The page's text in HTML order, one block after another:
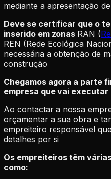
mediante a apresentação
Deve se certificar que o
inserido em zonas RAN (
REN (Rede Ecológica
necessária a obtenção de
construção
Chegamos agora a parte
empresa que vai executar
Ao contactar a nossa
orçamentar a sua obra e
empreiteiro responsável
detalhes por si
Os empreiteiros têm
como: